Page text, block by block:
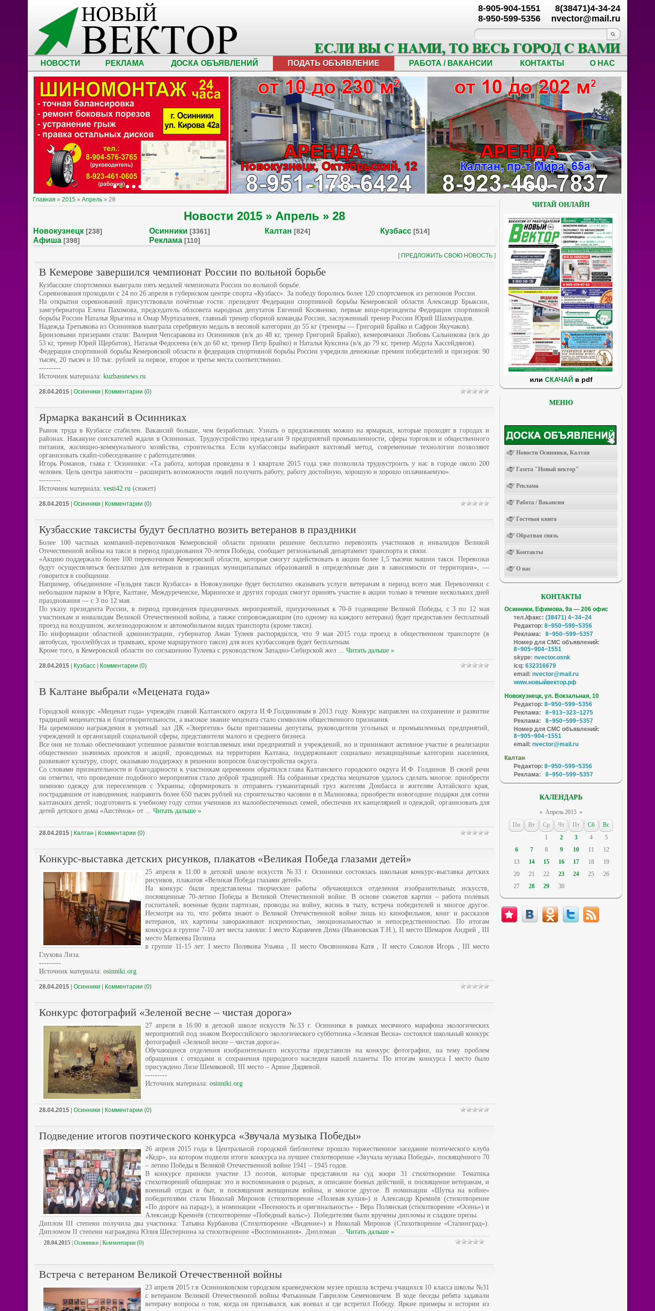
8(38471)4-34-24
nvector@mail.ru
8-905-904-1551
8-950-599-5356
НОВОСТИ РЕКЛАМА ДОСКА ОБЪЯВЛЕНИЙ ПОДАТЬ ОБЪЯВЛЕНИЕ РАБОТА / ВАКАНСИИ КОНТАКТЫ О НАС
Главная » 2015 » Апрель » 28
Новости 2015 » Апрель » 28
Новокузнецк [238] Осинники [3361] Калтан [824] Кузбасс [514]
Афиша [398] Реклама [110]
[ ПРЕДЛОЖИТЬ СВОЮ НОВОСТЬ ]
В Кемерове завершился чемпионат России по вольной борьбе
Кузбасские спортсменки выиграли пять медалей чемпионата России по вольной борьбе.
Соревнования проходили с 24 по 26 апреля в губернском центре спорта «Кузбасс». За победу боролись более 120 спортсменок из регионов России.
На открытии соревнований присутствовали почётные гости: президент Федерации спортивной борьбы Кемеровской области Александр Брыксин,
замгубернатора Елена Пахомова, председатель облсовета народных депутатов Евгений Косяненко, первые вице-президенты Федерации спортивной
борьбы России Наталья Ярыгина и Омар Муртазалиев, главный тренер сборной команды России, заслуженный тренер России Юрий Шахмурадов.
Надежда Третьякова из Осинников выиграла серебряную медаль в весовой категории до 55 кг (тренеры — Григорий Брайко и Сафрон Якучаков).
Бронзовыми призерами стали: Валерия Чепсаракова из Осинников (в/к до 48 кг, тренер Григорий Брайко), кемеровчанки Любовь Сальникова (в/к до
53 кг, тренер Юрий Щербатов), Наталья Федосеева (в/к до 60 кг, тренер Петр Брайко) и Наталья Куксина (в/к до 79 кг, тренер Абдула Хассейдянов).
Федерация спортивной борьбы Кемеровской области и федерация спортивной борьбы России учредили денежные премии победителей и призеров: 90
тысяч, 20 тысяч и 10 тыс. рублей за первое, второе и третье места соответственно.
---------
Источник материала: kuzbassnews.ru
28.04.2015 Осинники Комментарии (0)
Ярмарка вакансий в Осинниках
Рынок труда в Кузбассе стабилен. Вакансий больше, чем безработных. Узнать о предложениях можно на ярмарках, которые проходят в городах и
районах. Накануне соискателей ждали в Осинниках. Трудоустройство предлагали 9 предприятий промышленности, сферы торговли и общественного
питания, жилищно-коммунального хозяйства, строительства. Если кузбассовцы выбирают вахтовый метод, современные технологии позволяют
организовать скайп-собеседование с работодателями.
Игорь Романов, глава г. Осинники: «Та работа, которая проведена в 1 квартале 2015 года уже позволила трудоустроить у нас в городе около 200
человек. Цель центра занятости – расширить возможности людей получить работу, работу достойную, хорошую и хорошо оплачиваемую».
---------
Источник материала: vesti42.ru (сюжет)
28.04.2015 Осинники Комментарии (0)
Кузбасские таксисты будут бесплатно возить ветеранов в праздники
Более 100 частных компаний-перевозчиков Кемеровской области приняли решение бесплатно перевозить участников и инвалидов Великой
Отечественной войны на такси в период празднования 70-летия Победы, сообщает региональный департамент транспорта и связи.
«Акцию поддержало более 100 перевозчиков Кемеровской области, которые смогут задействовать в акции более 1,5 тысячи машин такси. Перевозки
будут осуществляться бесплатно для ветеранов в границах муниципальных образований в определённые дни в зависимости от территории», —
говорится в сообщении.
Например, объединение «Гильдия такси Кузбасса» в Новокузнецке будет бесплатно оказывать услуги ветеранам в период всего мая. Перевозчики с
небольшим парком в Юрге, Калтане, Междуреченске, Мариинске и других городах смогут принять участие в акции только в течение нескольких дней
празднования — с 3 по 12 мая.
По указу президента России, в период проведения праздничных мероприятий, приуроченных к 70-й годовщине Великой Победы, с 3 по 12 мая
участникам и инвалидам Великой Отечественной войны, а также сопровождающим (по одному на каждого ветерана) будет предоставлен бесплатный
проезд на воздушном, железнодорожном и автомобильном видах транспорта (кроме такси).
По информации областной администрации, губернатор Аман Тулеев распорядился, что 9 мая 2015 года проезд в общественном транспорте (в
автобусах, троллейбусах и трамваях, кроме маршрутного такси) для всех кузбассовцев будет бесплатным.
Кроме того, в Кемеровской области по соглашению Тулеева с руководством Западно-Сибирской жел ... Читать дальше »
28.04.2015 Кузбасс Комментарии (0)
В Калтане выбрали «Мецената года»
Городской конкурс «Меценат года» учреждён главой Калтанского округа И.Ф.Голдиновым в 2013 году. Конкурс направлен на сохранение и развитие
традиций меценатства и благотворительности, а высокое звание мецената стало символом общественного признания.
На церемонию награждения в уютный зал ДК «Энергетик» были приглашены депутаты, руководители угольных и промышленных предприятий,
учреждений и организаций социальной сферы, представители малого и среднего бизнеса.
Все они не только обеспечивают успешное развитие возглавляемых ими предприятий и учреждений, но и принимают активное участие в реализации
общественно значимых проектов и акций, проводимых на территории Калтана, поддерживают социально незащищённые категории населения,
развивают культуру, спорт, оказываю поддержку в решении вопросов благоустройства округа.
Со словами признательности и благодарности к участникам церемонии обратился глава Калтанского городского округа И.Ф. Голдинов. В своей речи
он отметил, что проведение подобного мероприятия стало доброй традицией. На собранные средства меценатов удалось сделать многое: приобрести
зимнюю одежду для переселенцев с Украины; сформировать и отправить гуманитарный груз жителям Донбасса и жителям Алтайского края,
пострадавшим от наводнения; направить более 650 тысяч рублей на строительство часовни в п.Малиновка; приобрести новогодние подарки для сотни
калтанских детей; подготовить к учебному году сотни учеников из малообеспеченных семей, обеспечив их канцелярией и одеждой; организовать для
детей детского дома «Аистёнок» от ... Читать дальше »
28.04.2015 Калтан Комментарии (0)
Конкурс-выставка детских рисунков, плакатов «Великая Победа глазами детей»
25 апреля в 11:00 в детской школе искусств №33 г. Осинники состоялась школьная конкурс-выставка детских
рисунков, плакатов «Великая Победа глазами детей».
На конкурс были представлены творческие работы обучающихся отделения изобразительных искусств,
посвященные 70-летию Победы в Великой Отечественной войне. В основе сюжетов картин – работа полевых
госпиталей, военные будни партизан, проводы на войну, жизнь в тылу, встреча победителей и многое другое.
Несмотря на то, что ребята знают о Великой Отечественной войне лишь из кинофильмов, книг и рассказов
ветеранов, их картины завораживают искренностью, эмоциональностью и непосредственностью. По итогам
конкурса в группе 7-10 лет места заняли:I место Каракчеев Дима (Ивановская Т.Н.), II место Шемаров Андрей , III
место Матвеева Полина
в группе 11-15 лет: I место Полякова Ульяна , II место Овсянникова Катя , II место Соколов Игорь , III место
Глухова Лиза.
---------
Источник материала: osinniki.org
28.04.2015 Осинники Комментарии (0)
Конкурс фотографий «Зеленой весне – чистая дорога»
27 апреля в 16:00 в детской школе искусств №33 г. Осинники в рамках месячного марафона экологических
мероприятий под знаком Всероссийского экологического субботника «Зеленая Весна» состоялся школьный конкурс
фотографий «Зеленой весне – чистая дорога».
Обучающиеся отделения изобразительного искусства представили на конкурс фотографии, на тему проблем
обращения с отходами и сохранения природного наследия нашей планеты. По итогам конкурса I место было
присуждено Лизе Шемяковой, III место – Арине Дядяевой.
---------
Источник материала: osinniki.org
28.04.2015 Осинники Комментарии (0)
Подведение итогов поэтического конкурса «Звучала музыка Победы»
26 апреля 2015 года в Центральной городской библиотеке прошло торжественное заседание поэтического клуба
«Кедр», на котором подвели итоги конкурса на лучшее стихотворение «Звучала музыка Победы», посвящённого 70
– летию Победы в Великой Отечественной войне 1941 – 1945 годов.
В конкурсе приняли участие 13 поэтов, которые представили на суд жюри 31 стихотворение. Тематика
стихотворений обширная: это и воспоминания о родных, и описание боевых действий, и посвящение ветеранам, и
военный отдых и быт, и посвящения женщинам войны, и многое другое.В номинации «Шутка на войне»
победителями стали Николай Миронов (стихотворение «Полевая кухня») и Александр Кремнёв (стихотворение
«По дороге на парад»), в номинации «Песенность и оригинальность» - Вера Полянская (стихотворение «Осень») и
Александр Кремнёв (стихотворение «Победный вальс»). Победителям были вручены дипломы и сладкие призы.
Диплом III степени получила два участника: Татьяна Курбанова (Стихотворение «Видение») и Николай Миронов (Стихотворение «Сталинград»).
Дипломом II степени награждена Юлия Шестернина за стихотворение «Воспоминания». Дипломан ... Читать дальше »
28.04.2015 Осинники Комментарии (0)
Встреча с ветераном Великой Отечественной войны
23 апреля 2015 г.в Осинниковском городском краеведческом музее прошла встреча учащихся 10 класса школы №31
с ветераном Великой Отечественной войны Фатькиным Гаврилом Семеновичем. В ходе беседы ребята задавали
ветерану вопросы о том, когда он призывался, как воевал и где встретил Победу. Яркие примеры и истории из
ЧИТАЙ ОНЛАЙН
или СКАЧАЙв pdf
МЕНЮ
Новости Осинники, Калтан
Газета "Новый вектор"
Реклама
Работа / Вакансии
Гостевая книга
Обратная связь
Контакты
О нас
КОНТАКТЫ
Осинники, Ефимова, 9а — 206 офис
тел./факс: (38471) 4−34−24
Редактор: 8−950−599−5356
Реклама:
8−950−599−5357
Номер для СМС объявлений:
8−905−904−1551
skype: nvector.osnk
icq: 632316679
email: nvector@mail.ru
www.новыйвектор.рф
Новокузнецк, ул. Вокзальная, 10
Редактор: 8−950−599−5356
Реклама:
8−913−323−1275
Реклама:
8−950−599−5357
Номер для СМС объявлений:
8−905−904−1551
email: nvector@mail.ru
Калтан
Редактор: 8−950−599−5356
Реклама:
8−950−599−5357
КАЛЕНДАРЬ
« Апрель 2015 »
Пн
Вт Ср Чт Пт Сб
Вс
1
2 3 4
5
6
7 8 9 10 11
12
13
14 15 16 17 18
19
20
21 22 23 24 25
26
27
28 29 30